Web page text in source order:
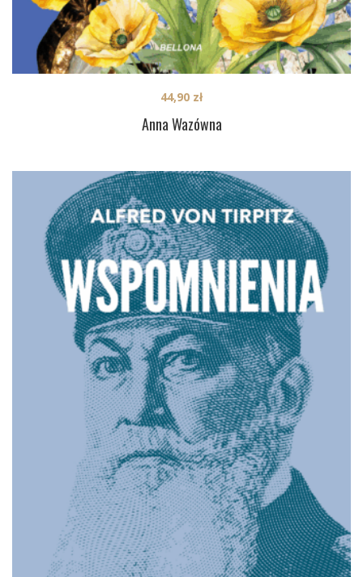
Anna Wazówna
44,90 zł